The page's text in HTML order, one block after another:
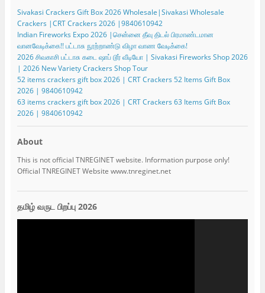
Sivakasi Crackers Gift Box 2026 Wholesale|Sivakasi Wholesale
Crackers |CRT Crackers 2026 |9840610942
Indian Fireworks Expo 2026 |சென்னை தீவு திடல் பிரமாண்டமான
வானவேடிக்கை!! பட்டாசு நூற்றாண்டு விழா வாண வேடிக்கை!
2026 சிவகாசி பட்டாசு கடை ஷாப் டூர் வீடியோ | Sivakasi Fireworks Shop 2026
| 2026 New Variety Crackers Shop Tour
52 items crackers gift box 2026 | CRT Crackers 52 Items Gift Box
2026 | 9840610942
63 items crackers gift box 2026 | CRT Crackers 63 Items Gift Box
2026 | 9840610942
About
This is not official TNREGINET website. Information purpose only!
Official TNREGINET Website www.tnreginet.net
தமிழ் வருட பிறப்பு 2026